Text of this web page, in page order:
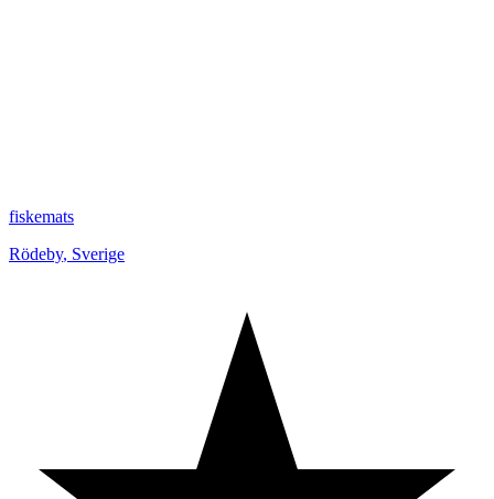
fiskemats
Rödeby, Sverige